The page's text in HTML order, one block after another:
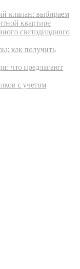
клапан: выбираем
квартире
светодиодного
как получить
что предлагают
с учетом